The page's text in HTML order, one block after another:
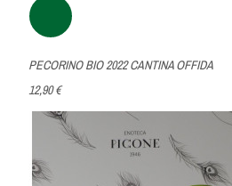
PECORINO BIO 2022 CANTINA OFFIDA
12,90 €